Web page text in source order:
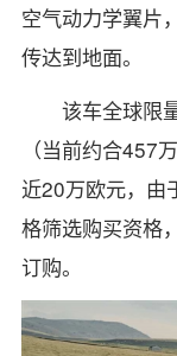
空气动力学翼片
传达到地面。
该车全球限
（当前约合457
近20万欧元，由
格筛选购买资格
订购。